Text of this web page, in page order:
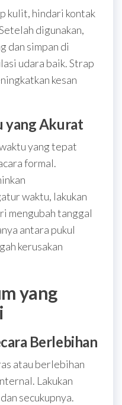
kulit, hindari kontak
digunakan,
dan simpan di
udara baik. Strap
kesan
yang Akurat
yang tepat
formal.
waktu, lakukan
mengubah tanggal
antara pukul
kerusakan
yang
Berlebihan
atau berlebihan
Lakukan
secukupnya.